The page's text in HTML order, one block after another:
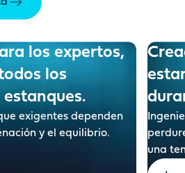
los expertos,
los
exigentes dependen
y el equilibrio.
una